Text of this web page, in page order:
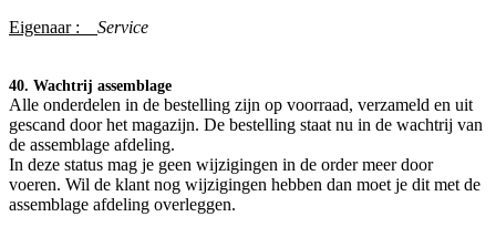
Eigenaar :
Service
40. Wachtrij assemblage
Alle onderdelen in de bestelling zijn op voorraad, verzameld en uit
gescand door het magazijn. De bestelling staat nu in de wachtrij van
de assemblage afdeling.
In deze status mag je geen wijzigingen in de order meer door
voeren. Wil de klant nog wijzigingen hebben dan moet je dit met de
assemblage afdeling overleggen.